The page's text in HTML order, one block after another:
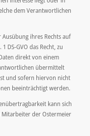
dem Verantwortlichen
ihres Rechts auf
DS-GVO das Recht, zu
direkt von einem
übermittelt
und sofern hiervon nicht
beeinträchtigt werden.
kann sich
der Ostermeier